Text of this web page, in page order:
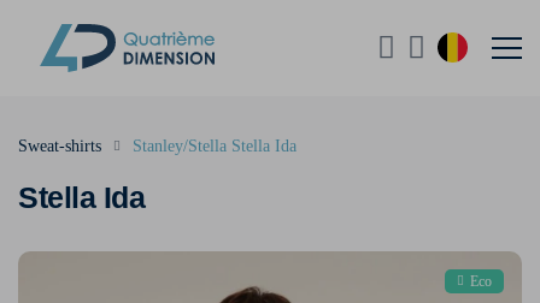
Stella Ida
Sweat-shirts Stanley/Stella Stella Ida
Eco